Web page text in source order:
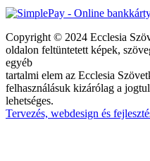
Copyright © 2024 Ecclesia
oldalon feltüntetett képek,
egyéb
tartalmi elem az Ecclesia
felhasználásuk kizárólag a
lehetséges.
Tervezés, webdesign és